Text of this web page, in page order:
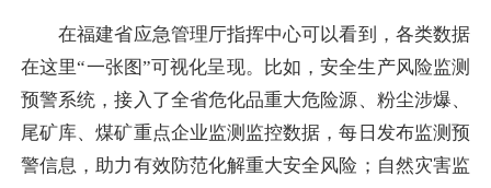
在福建省应急管理厅指挥中心可以看到，各类数据
在这里“一张图”可视化呈现。比如，安全生产风险监测
预警系统，接入了全省危化品重大危险源、粉尘涉爆、
尾矿库、煤矿重点企业监测监控数据，每日发布监测预
警信息，助力有效防范化解重大安全风险；自然灾害监